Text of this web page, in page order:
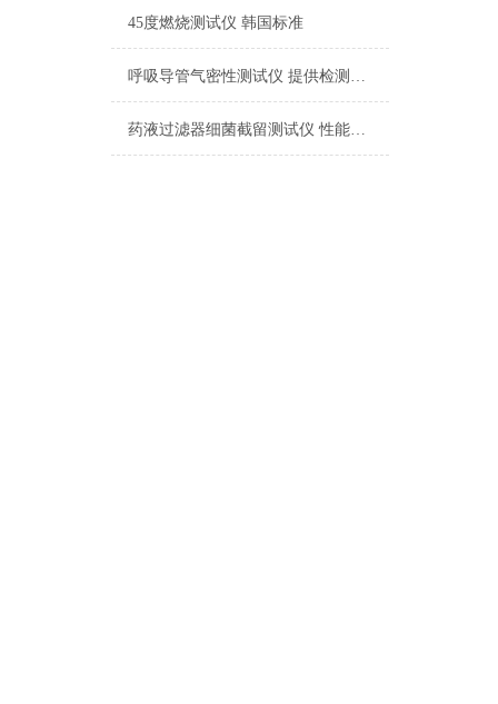
45度燃烧测试仪 韩国标准
呼吸导管气密性测试仪 提供检测方案
药液过滤器细菌截留测试仪 性能稳定